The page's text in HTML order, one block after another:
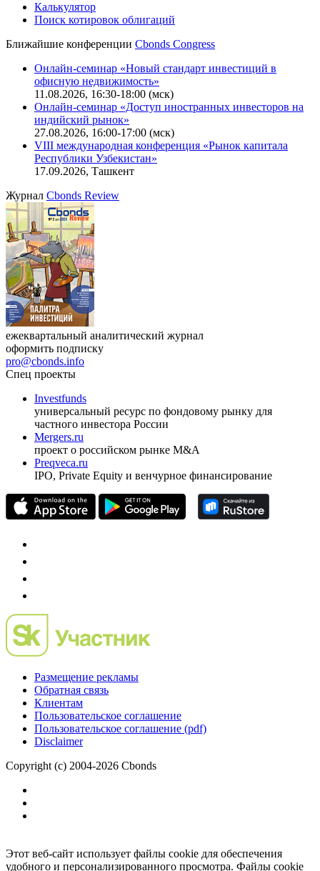
Калькулятор
Поиск котировок облигаций
Ближайшие конференции Cbonds Congress
Онлайн-семинар «Новый стандарт инвестиций в
офисную недвижимость»
11.08.2026, 16:30-18:00 (мск)
Онлайн-семинар «Доступ иностранных инвесторов на
индийский рынок»
27.08.2026, 16:00-17:00 (мск)
VIII международная конференция «Рынок капитала
Республики Узбекистан»
17.09.2026, Ташкент
Журнал Cbonds Review
ежеквартальный аналитический журнал
оформить подписку
pro@cbonds.info
Спец проекты
Investfunds
универсальный ресурс по фондовому рынку для
частного инвестора России
Mergers.ru
проект о российском рынке M&A
Preqveca.ru
IPO, Private Equity и венчурное финансирование
Размещение рекламы
Обратная связь
Клиентам
Пользовательское соглашение
Пользовательское соглашение (pdf)
Disclaimer
Copyright (c) 2004-2026 Cbonds
Этот веб-сайт использует файлы cookie для обеспечения
удобного и персонализированного просмотра. Файлы cookie